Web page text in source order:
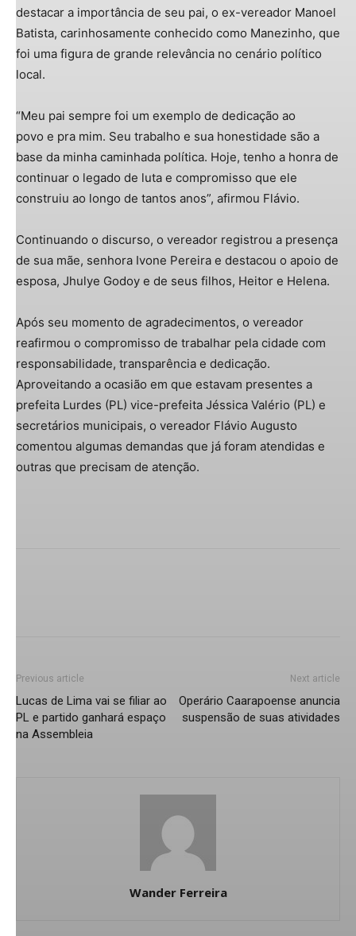
destacar a importância de seu pai, o ex-vereador Manoel
Batista, carinhosamente conhecido como Manezinho, que
foi uma figura de grande relevância no cenário político
local.
“Meu pai sempre foi um exemplo de dedicação ao
povo e pra mim. Seu trabalho e sua honestidade são a
base da minha caminhada política. Hoje, tenho a honra de
continuar o legado de luta e compromisso que ele
construiu ao longo de tantos anos”, afirmou Flávio.
Continuando o discurso, o vereador registrou a presença
de sua mãe, senhora Ivone Pereira e destacou o apoio de
esposa, Jhulye Godoy e de seus filhos, Heitor e Helena.
Após seu momento de agradecimentos, o vereador
reafirmou o compromisso de trabalhar pela cidade com
responsabilidade, transparência e dedicação.
Aproveitando a ocasião em que estavam presentes a
prefeita Lurdes (PL) vice-prefeita Jéssica Valério (PL) e
secretários municipais, o vereador Flávio Augusto
comentou algumas demandas que já foram atendidas e
outras que precisam de atenção.
Previous article
Lucas de Lima vai se filiar ao
PL e partido ganhará espaço
na Assembleia
Next article
Operário Caarapoense anuncia
suspensão de suas atividades
Wander Ferreira